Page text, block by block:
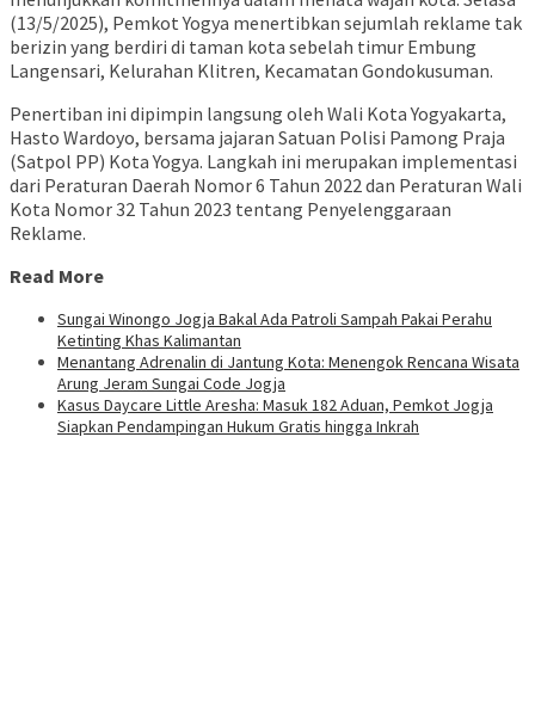
(13/5/2025), Pemkot Yogya menertibkan sejumlah reklame tak
berizin yang berdiri di taman kota sebelah timur Embung
Langensari, Kelurahan Klitren, Kecamatan Gondokusuman.
Penertiban ini dipimpin langsung oleh Wali Kota Yogyakarta,
Hasto Wardoyo, bersama jajaran Satuan Polisi Pamong Praja
(Satpol PP) Kota Yogya. Langkah ini merupakan implementasi
dari Peraturan Daerah Nomor 6 Tahun 2022 dan Peraturan Wali
Kota Nomor 32 Tahun 2023 tentang Penyelenggaraan
Reklame.
Read More
Sungai Winongo Jogja Bakal Ada Patroli Sampah Pakai Perahu
Ketinting Khas Kalimantan
Menantang Adrenalin di Jantung Kota: Menengok Rencana Wisata
Arung Jeram Sungai Code Jogja
Kasus Daycare Little Aresha: Masuk 182 Aduan, Pemkot Jogja
Siapkan Pendampingan Hukum Gratis hingga Inkrah